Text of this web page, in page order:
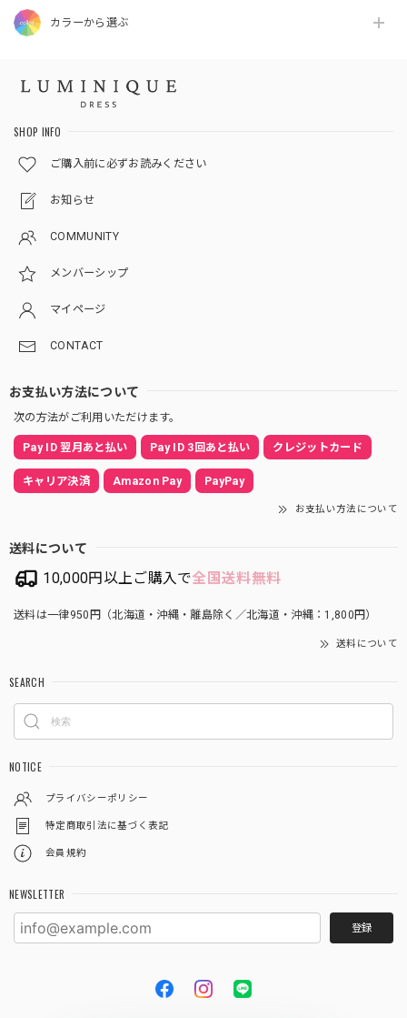
カラーから選ぶ
SHOP INFO
ご購入前に必ずお読みください
お知らせ
COMMUNITY
メンバーシップ
マイページ
CONTACT
お支払い方法について
次の方法がご利用いただけます。
Pay ID 翌月あと払い Pay ID 3回あと払い クレジットカード
キャリア決済 Amazon Pay PayPay
お支払い方法について
送料について
10,000円以上ご購入で全国送料無料
送料は一律950円（北海道・沖縄・離島除く／北海道・沖縄：1,800円）
送料について
SEARCH
NOTICE
プライバシーポリシー
特定商取引法に基づく表記
会員規約
NEWSLETTER
登録